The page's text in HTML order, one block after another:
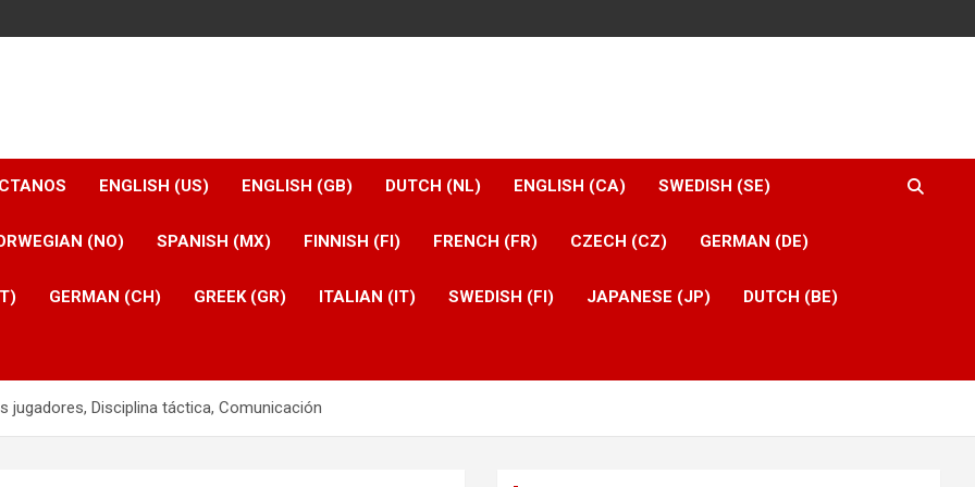
ENGLISH (US) ENGLISH (GB) DUTCH (NL) ENGLISH (CA) SWEDISH (SE)
(NO) SPANISH (MX) FINNISH (FI) FRENCH (FR) CZECH (CZ) GERMAN (DE)
GERMAN (CH) GREEK (GR) ITALIAN (IT) SWEDISH (FI) JAPANESE (JP) DUTCH (BE)
jugadores, Disciplina táctica, Comunicación